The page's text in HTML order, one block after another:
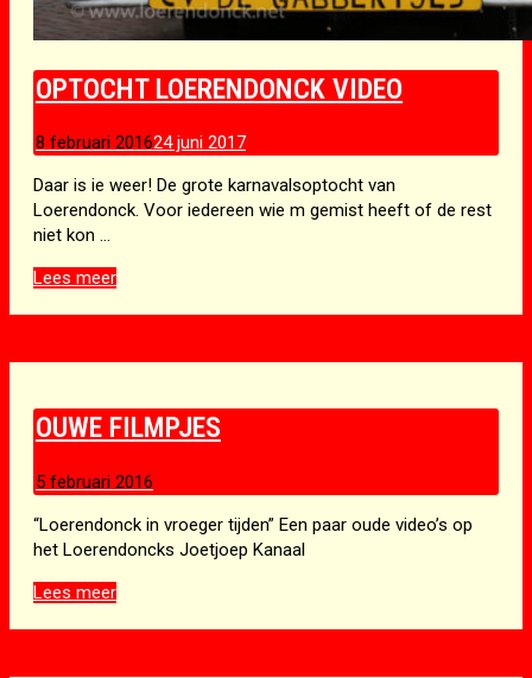
OPTOCHT LOERENDONCK VIDEO
8 februari 201624 juni 2017
Daar is ie weer! De grote karnavalsoptocht van
Loerendonck. Voor iedereen wie m gemist heeft of de rest
niet kon …
Optocht
Lees meer
OUWE FILMPJES
5 februari 2016
“Loerendonck in vroeger tijden” Een paar oude video’s op
het Loerendoncks Joetjoep Kanaal
Ouwe
Lees meer